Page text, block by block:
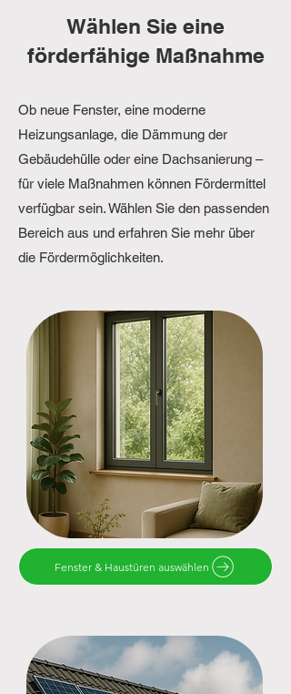
Wählen Sie eine
förderfähige Maßnahme
Ob neue Fenster, eine moderne
Heizungsanlage, die Dämmung der
Gebäudehülle oder eine Dachsanierung –
für viele Maßnahmen können Fördermittel
verfügbar sein. Wählen Sie den passenden
Bereich aus und erfahren Sie mehr über
die Fördermöglichkeiten.
Fenster & Haustüren auswählen